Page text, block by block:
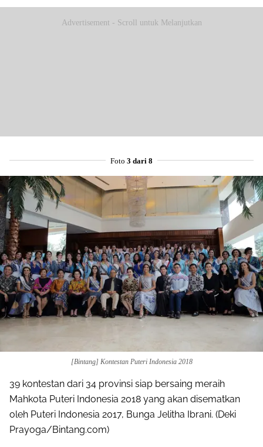
Advertisement - Scroll untuk Melanjutkan
Foto 3 dari 8
[Bintang] Kontestan Puteri Indonesia 2018
39 kontestan dari 34 provinsi siap bersaing meraih
Mahkota Puteri Indonesia 2018 yang akan disematkan
oleh Puteri Indonesia 2017, Bunga Jelitha Ibrani. (Deki
Prayoga/Bintang.com)